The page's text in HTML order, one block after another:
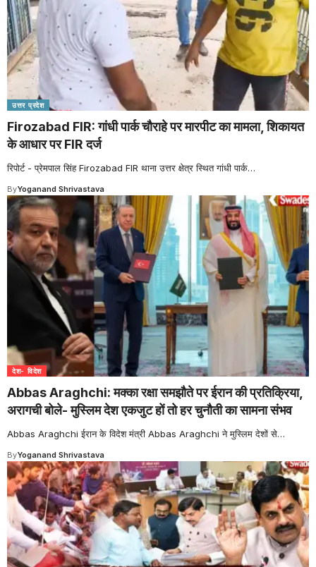
उत्तर प्रदेश
Firozabad FIR: गांधी पार्क चौराहे पर मारपीट का मामला, शिकायत
के आधार पर FIR दर्ज
रिपोर्ट - प्रेमपाल सिंह Firozabad FIR थाना उत्तर क्षेत्र स्थित गांधी पार्क…
ByYoganand Shrivastava
देश- विदेश
Abbas Araghchi: मक्का रक्षा समझौते पर ईरान की प्रतिक्रिया,
अरागची बोले- मुस्लिम देश एकजुट हों तो हर चुनौती का सामना संभव
Abbas Araghchi ईरान के विदेश मंत्री Abbas Araghchi ने मुस्लिम देशों से…
ByYoganand Shrivastava